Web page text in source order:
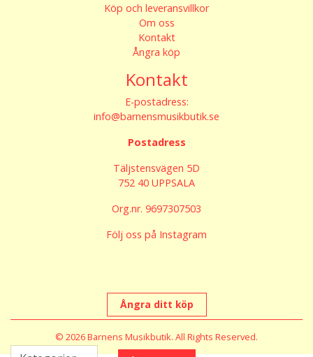
Köp och leveransvillkor
Om oss
Kontakt
Ångra köp
Kontakt
E-postadress:
info@barnensmusikbutik.se
Postadress
Täljstensvägen 5D
752 40 UPPSALA
Org.nr. 9697307503
Följ oss på Instagram
Ångra ditt köp
© 2026 Barnens Musikbutik. All Rights Reserved.